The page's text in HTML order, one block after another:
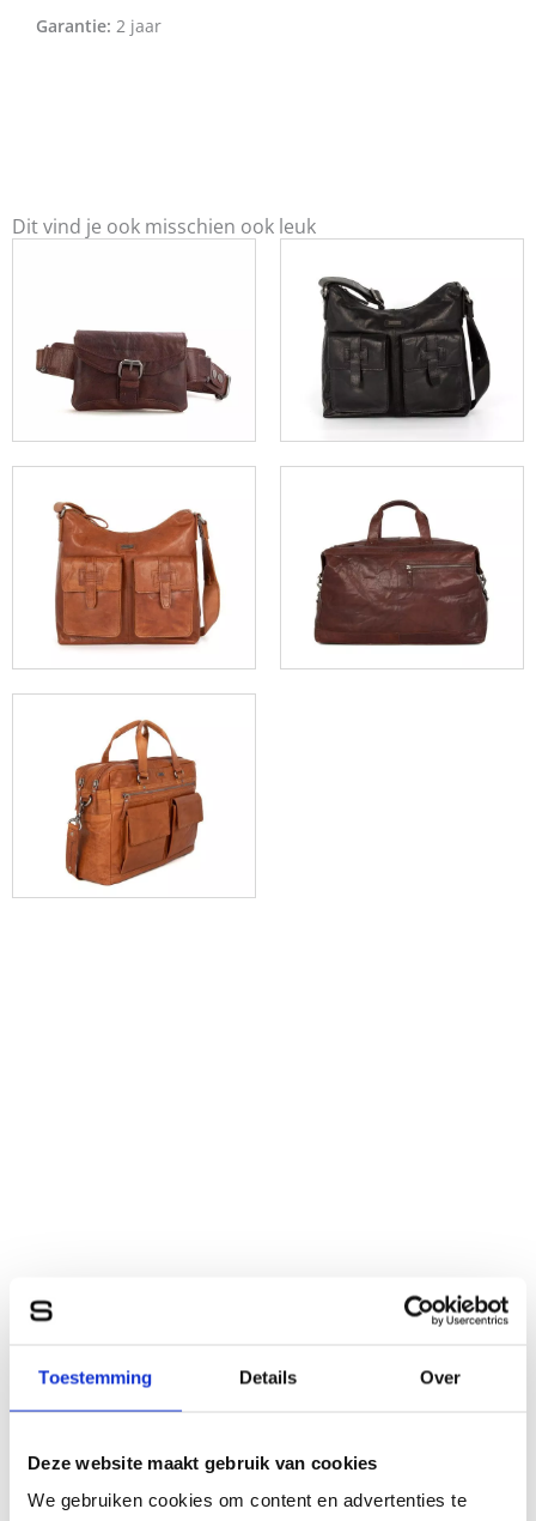
Toestemming Details Over
Deze website maakt gebruik van cookies
We gebruiken cookies om content en advertenties te
Garantie: 2 jaar
Dit vind je ook misschien ook leuk